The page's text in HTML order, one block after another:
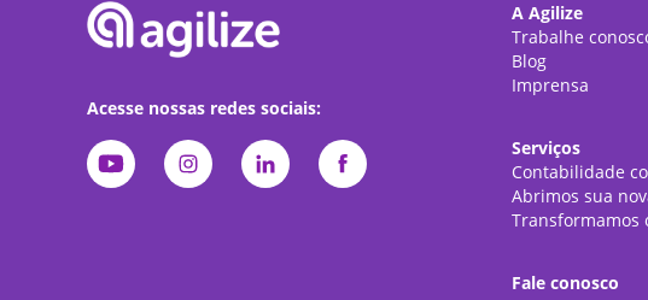
Acesse nossas redes sociais:
A Agilize
Trabalhe
Blog
Imprensa
Serviços
Contabilidade
Abrimos sua
Transformamos
Fale conosco